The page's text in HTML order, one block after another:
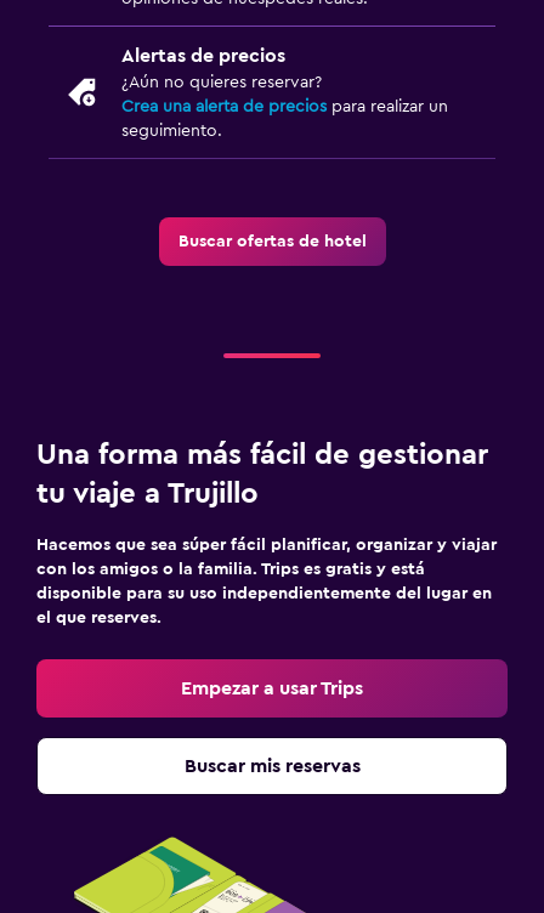
Alertas de precios
¿Aún no quieres reservar?
Crea una alerta de precios para realizar un
seguimiento.
Buscar ofertas de hotel
Una forma más fácil de gestionar
tu viaje a Trujillo
Hacemos que sea súper fácil planificar, organizar y viajar
con los amigos o la familia. Trips es gratis y está
disponible para su uso independientemente del lugar en
el que reserves.
Empezar a usar Trips
Buscar mis reservas